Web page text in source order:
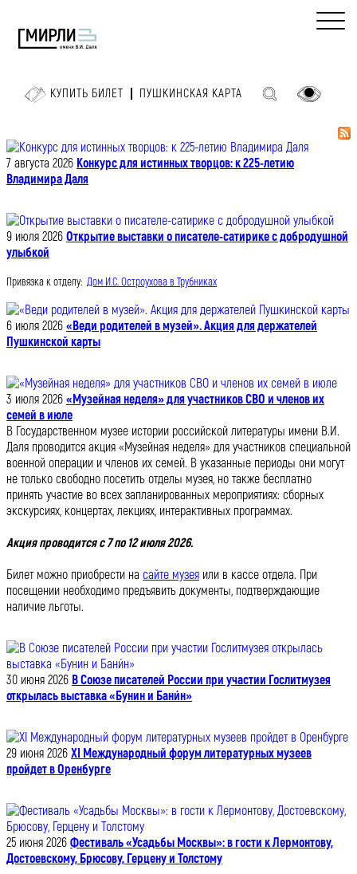
КУПИТЬ БИЛЕТ ПУШКИНСКАЯ КАРТА
7 августа 2026 Конкурс для истинных творцов: к 225-летию
Владимира Даля
9 июля 2026 Открытие выставки о писателе-сатирике с добродушной
улыбкой
Привязка к отделу: Дом И.С. Остроухова в Трубниках
6 июля 2026 «Веди родителей в музей». Акция для держателей
Пушкинской карты
3 июля 2026 «Музейная неделя» для участников СВО и членов их
семей в июле
В Государственном музее истории российской литературы имени В.И.
Даля проводится акция «Музейная неделя» для участников специальной
военной операции и членов их семей. В указанные периоды они могут
не только свободно посетить отделы музея, но также бесплатно
принять участие во всех запланированных мероприятиях: сборных
экскурсиях, концертах, лекциях, интерактивных программах.
Акция проводится с 7 по 12 июля 2026.
Билет можно приобрести на сайте музея или в кассе отдела. При
посещении необходимо предъявить документы, подтверждающие
наличие льготы.
30 июня 2026 В Союзе писателей России при участии Гослитмузея
открылась выставка «Бунин и Бани́н»
29 июня 2026 XI Международный форум литературных музеев
пройдет в Оренбурге
25 июня 2026 Фестиваль «Усадьбы Москвы»: в гости к Лермонтову,
Достоевскому, Брюсову, Герцену и Толстому